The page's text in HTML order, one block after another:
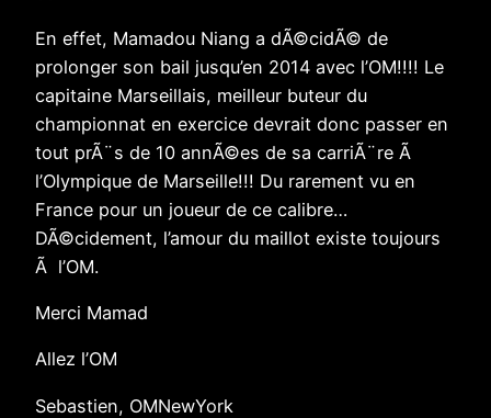
En effet, Mamadou Niang a dÃ©cidÃ© de
prolonger son bail jusqu’en 2014 avec l’OM!!!! Le
capitaine Marseillais, meilleur buteur du
championnat en exercice devrait donc passer en
tout prÃ¨s de 10 annÃ©es de sa carriÃ¨re Ã
l’Olympique de Marseille!!! Du rarement vu en
France pour un joueur de ce calibre…
DÃ©cidement, l’amour du maillot existe toujours
Ã l’OM.
Merci Mamad
Allez l’OM
Sebastien, OMNewYork